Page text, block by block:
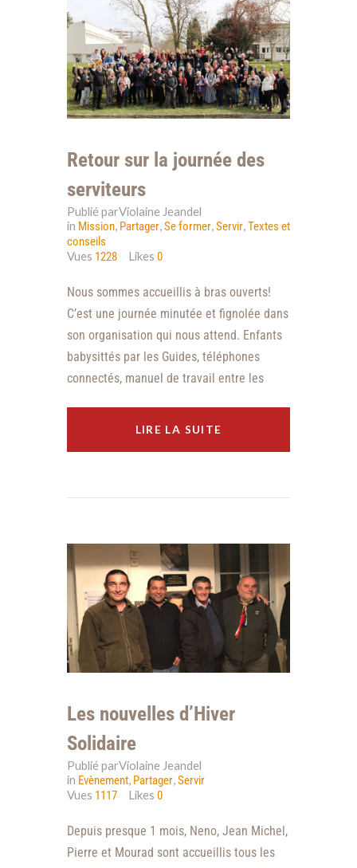
Retour sur la journée des
serviteurs
Publié parViolaine Jeandel
in Mission, Partager,Se former,Servir,Textes et
conseils
Vues 1228 Likes0
Nous sommes accueillis à bras ouverts!
C’est une journée minutée et fignolée dans
son organisation qui nous attend. Enfants
babysittés par les Guides, téléphones
connectés, manuel de travail entre les
LIRE LA SUITE
Les nouvelles d’Hiver
Solidaire
Publié parViolaine Jeandel
in Evènement, Partager,Servir
Vues 1117 Likes0
Depuis presque 1 mois, Neno, Jean Michel,
Pierre et Mourad sont accueillis tous les